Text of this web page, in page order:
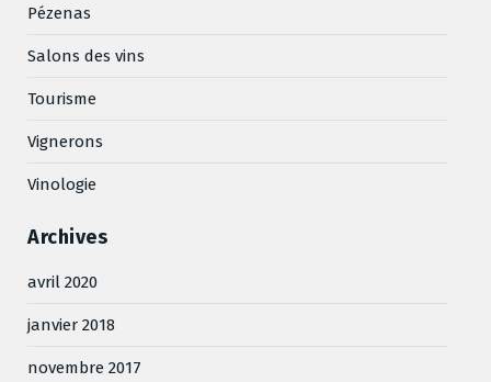
Pézenas
Salons des vins
Tourisme
Vignerons
Vinologie
Archives
avril 2020
janvier 2018
novembre 2017